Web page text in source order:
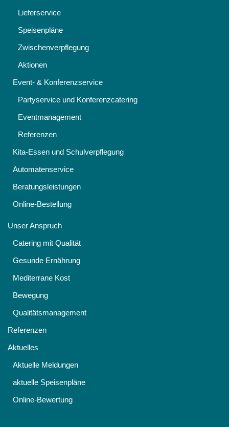
Lieferservice
Speisenpläne
Zwischenverpflegung
Aktionen
Event- & Konferenzservice
Partyservice und Konferenzcatering
Eventmanagement
Referenzen
Kita-Essen und Schulverpflegung
Automatenservice
Beratungsleistungen
Online-Bestellung
Unser Anspruch
Catering mit Qualität
Gesunde Ernährung
Mediterrane Kost
Bewegung
Qualitätsmanagement
Referenzen
Aktuelles
Aktuelle Meldungen
aktuelle Speisenpläne
Online-Bewertung